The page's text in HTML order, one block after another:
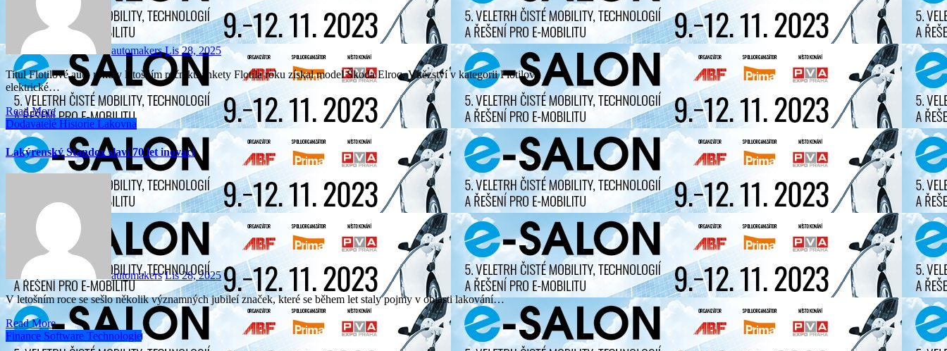
automakers Lis 28, 2025
Titul Flotilové auto roku v letošním ročníku ankety Flotila roku získal model Škoda Elroq. Vítězství v kategorii Flotilové
elektrické…
Read More
Dodavatelé Historie Lakovna
Lakýrenský Standox slaví 70 let inovací
automakers Lis 28, 2025
V letošním roce se sešlo několik významných jubileí značek, které se během let staly pojmy v oblasti lakování…
Read More
Finance Software Technologie